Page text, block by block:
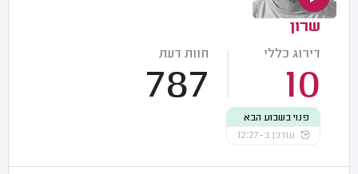
שרון
דירוג כללי
10
חוות דעת
787
פנוי בשבוע הבא
עודכן ב-12:27